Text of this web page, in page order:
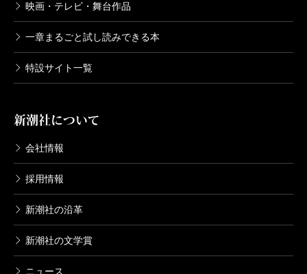
映画・テレビ・舞台作品
一章まるごと試し読みできる本
特設サイト一覧
新潮社について
会社情報
採用情報
新潮社の沿革
新潮社の文学賞
ニュース